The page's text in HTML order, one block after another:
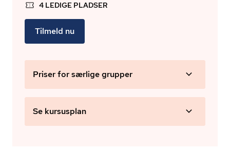
4 LEDIGE PLADSER
Tilmeld nu
Priser for særlige grupper
Se kursusplan